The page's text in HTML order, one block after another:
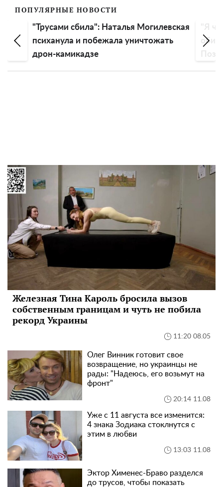
ПОПУЛЯРНЫЕ НОВОСТИ
"Трусами сбила": Наталья Могилевская
психанула и побежала уничтожать
дрон-камикадзе
Железная Тина Кароль бросила вызов
собственным границам и чуть не побила
рекорд Украины
11:20 08.05
Олег Винник готовит свое
возвращение, но украинцы не
рады: "Надеюсь, его возьмут на
фронт"
20:14 11.08
Уже с 11 августа все изменится:
4 знака Зодиака стоклнутся с
этим в любви
13:03 11.08
Эктор Хименес-Браво разделся
до трусов, чтобы показать